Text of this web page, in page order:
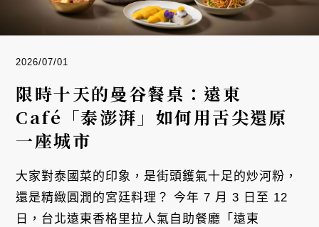
2026/07/01
限時十天的曼谷餐桌：遠東
Café「泰澎湃」如何用舌尖還原
一座城市
大家對泰國菜的印象，是街頭鑊氣十足的炒河粉，
還是精緻圓潤的宮廷料理？ 今年 7 月 3 日至 12
日，台北遠東香格里拉人氣自助餐廳「遠東